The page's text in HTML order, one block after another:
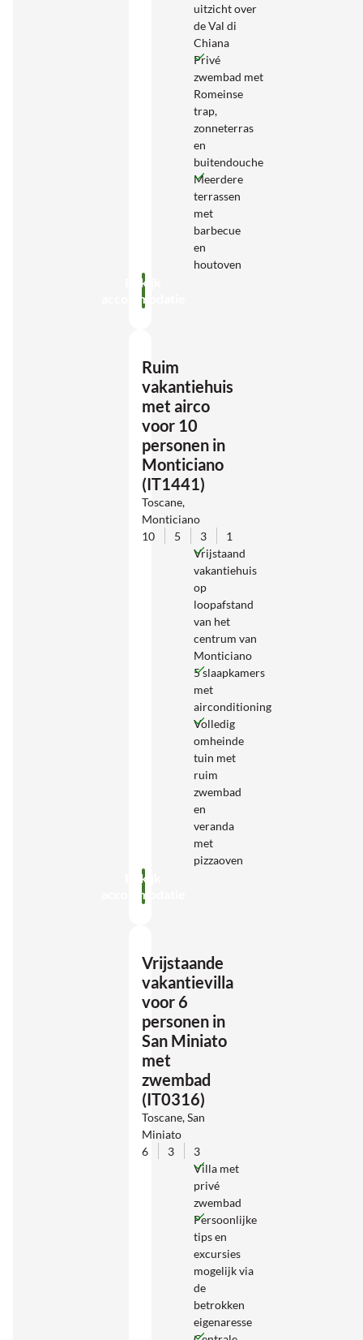
uitzicht over
de Val di
Chiana
Privé
zwembad met
Romeinse
trap,
zonneterras
en
buitendouche
Meerdere
terrassen
met
barbecue
en
houtoven
Bekijk
accommodatie
Ruim
vakantiehuis
met airco
voor 10
personen in
Monticiano
(IT1441)
Toscane,
Monticiano
10
5 3
1
Vrijstaand
vakantiehuis
op
loopafstand
van het
centrum van
Monticiano
5 slaapkamers
met
airconditioning
Volledig
omheinde
tuin met
ruim
zwembad
en
veranda
met
pizzaoven
Bekijk
accommodatie
Vrijstaande
vakantievilla
voor 6
personen in
San Miniato
met
zwembad
(IT0316)
Toscane, San
Miniato
6
3
3
Villa met
privé
zwembad
Persoonlijke
tips en
excursies
mogelijk via
de
betrokken
eigenaresse